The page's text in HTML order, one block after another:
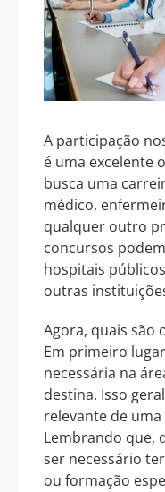
A participação
é uma excelente
busca uma
médico,
qualquer outro
concursos
hospitais
outras
Agora, quais são
Em primeiro
necessária na
destina. Isso
relevante de
Lembrando que,
ser necessário
ou formação